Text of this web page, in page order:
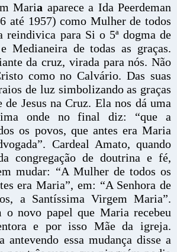
Maria aparece a Ida Peerdeman
até 1957) como Mulher de todos
reindivica para Si o 5ª dogma de
Medianeira de todas as graças.
da cruz, virada para nós. Não
como no Calvário. Das suas
de luz simbolizando as graças
de Jesus na Cruz. Ela nos dá uma
onde no final diz: “que a
os povos, que antes era Maria
Cardeal Amato, quando
congregação de doutrina e fé,
mudar: “A Mulher de todos os
era Maria”, em: “A Senhora de
a Santíssima Virgem Maria”.
o novo papel que Maria recebeu
e por isso Mãe da igreja.
antevendo essa mudança disse a